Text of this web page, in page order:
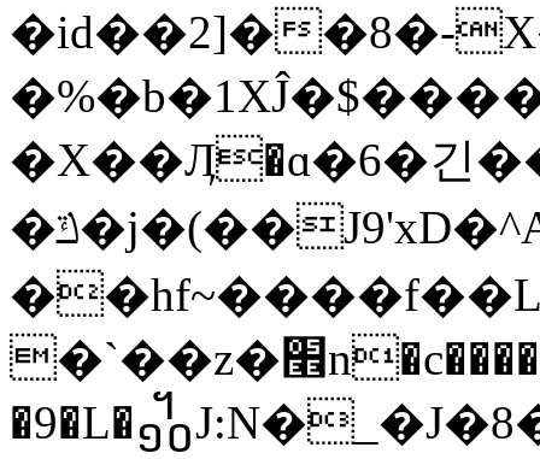
�id��2]��8�-
�X��Ӆ�ɑ�6�긴
�ݿ�j�(��J9'xD�^A���͹W֝m�oߥn�7�˞��#��� ~�I���I��y��U-
�`��z�׮n�c����